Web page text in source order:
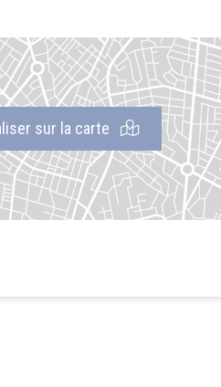
sur la carte